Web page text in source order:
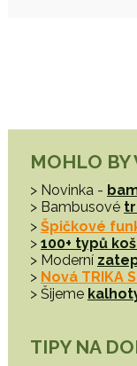
MOHLO BY
> Novinka -
> Bambusové
> Špičkové
> 100+ typů
> Moderní
> Nová TRIKA
> Šijeme
TIPY NA